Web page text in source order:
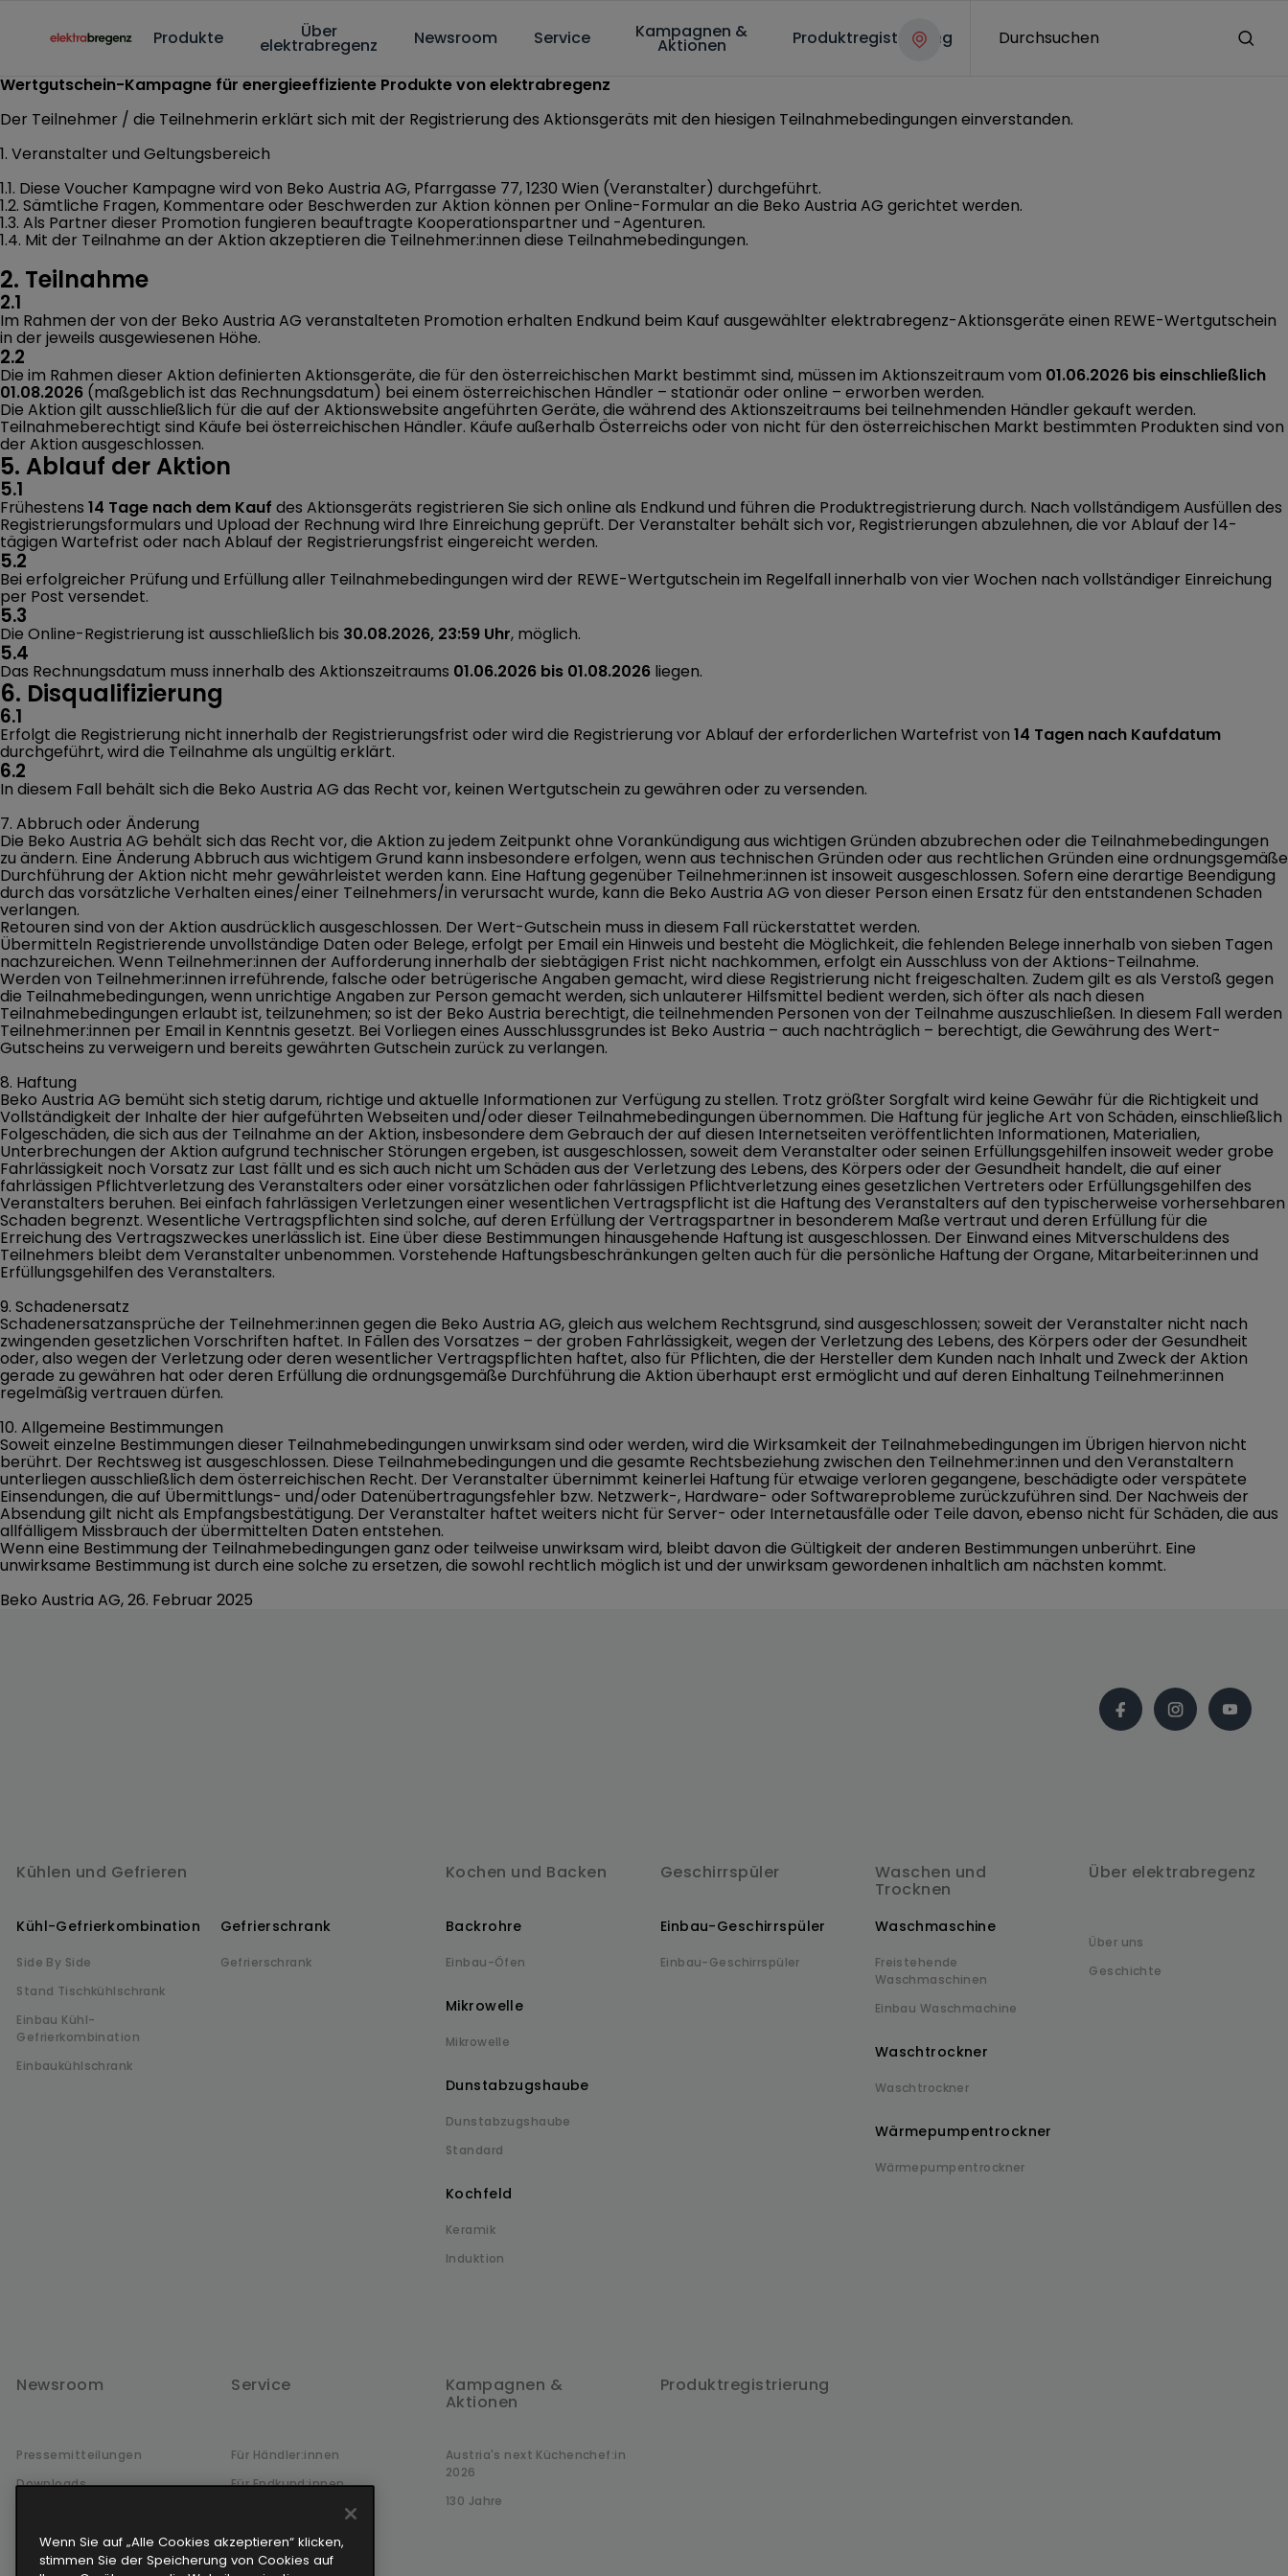
Produkte
Über
elektrabregenz Newsroom Service Kampagnen &
Aktionen Produktregistrierung Durchsuchen
Wertgutschein-Kampagne für energieeffiziente Produkte von elektrabregenz
Der Teilnehmer / die Teilnehmerin erklärt sich mit der Registrierung des Aktionsgeräts mit den hiesigen Teilnahmebedingungen einverstanden.
1. Veranstalter und Geltungsbereich
1.1. Diese Voucher Kampagne wird von Beko Austria AG, Pfarrgasse 77, 1230 Wien (Veranstalter) durchgeführt.
1.2. Sämtliche Fragen, Kommentare oder Beschwerden zur Aktion können per Online-Formular an die Beko Austria AG gerichtet werden.
1.3. Als Partner dieser Promotion fungieren beauftragte Kooperationspartner und -Agenturen.
1.4. Mit der Teilnahme an der Aktion akzeptieren die Teilnehmer:innen diese Teilnahmebedingungen.
2. Teilnahme
2.1
Im Rahmen der von der Beko Austria AG veranstalteten Promotion erhalten Endkund beim Kauf ausgewählter elektrabregenz-Aktionsgeräte einen REWE-Wertgutschein
in der jeweils ausgewiesenen Höhe.
2.2
Die im Rahmen dieser Aktion definierten Aktionsgeräte, die für den österreichischen Markt bestimmt sind, müssen im Aktionszeitraum vom 01.06.2026 bis einschließlich
01.08.2026 (maßgeblich ist das Rechnungsdatum) bei einem österreichischen Händler – stationär oder online – erworben werden.
Die Aktion gilt ausschließlich für die auf der Aktionswebsite angeführten Geräte, die während des Aktionszeitraums bei teilnehmenden Händler gekauft werden.
Teilnahmeberechtigt sind Käufe bei österreichischen Händler. Käufe außerhalb Österreichs oder von nicht für den österreichischen Markt bestimmten Produkten sind von
der Aktion ausgeschlossen.
5. Ablauf der Aktion
5.1
Frühestens 14 Tage nach dem Kauf des Aktionsgeräts registrieren Sie sich online als Endkund und führen die Produktregistrierung durch. Nach vollständigem Ausfüllen des
Registrierungsformulars und Upload der Rechnung wird Ihre Einreichung geprüft. Der Veranstalter behält sich vor, Registrierungen abzulehnen, die vor Ablauf der 14-
tägigen Wartefrist oder nach Ablauf der Registrierungsfrist eingereicht werden.
5.2
Bei erfolgreicher Prüfung und Erfüllung aller Teilnahmebedingungen wird der REWE-Wertgutschein im Regelfall innerhalb von vier Wochen nach vollständiger Einreichung
per Post versendet.
5.3
Die Online-Registrierung ist ausschließlich bis 30.08.2026, 23:59 Uhr, möglich.
5.4
Das Rechnungsdatum muss innerhalb des Aktionszeitraums 01.06.2026 bis 01.08.2026 liegen.
6. Disqualifizierung
6.1
Erfolgt die Registrierung nicht innerhalb der Registrierungsfrist oder wird die Registrierung vor Ablauf der erforderlichen Wartefrist von 14 Tagen nach Kaufdatum
durchgeführt, wird die Teilnahme als ungültig erklärt.
6.2
In diesem Fall behält sich die Beko Austria AG das Recht vor, keinen Wertgutschein zu gewähren oder zu versenden.
7. Abbruch oder Änderung
Die Beko Austria AG behält sich das Recht vor, die Aktion zu jedem Zeitpunkt ohne Vorankündigung aus wichtigen Gründen abzubrechen oder die Teilnahmebedingungen
zu ändern. Eine Änderung Abbruch aus wichtigem Grund kann insbesondere erfolgen, wenn aus technischen Gründen oder aus rechtlichen Gründen eine ordnungsgemäße
Durchführung der Aktion nicht mehr gewährleistet werden kann. Eine Haftung gegenüber Teilnehmer:innen ist insoweit ausgeschlossen. Sofern eine derartige Beendigung
durch das vorsätzliche Verhalten eines/einer Teilnehmers/in verursacht wurde, kann die Beko Austria AG von dieser Person einen Ersatz für den entstandenen Schaden
verlangen.
Retouren sind von der Aktion ausdrücklich ausgeschlossen. Der Wert-Gutschein muss in diesem Fall rückerstattet werden.
Übermitteln Registrierende unvollständige Daten oder Belege, erfolgt per Email ein Hinweis und besteht die Möglichkeit, die fehlenden Belege innerhalb von sieben Tagen
nachzureichen. Wenn Teilnehmer:innen der Aufforderung innerhalb der siebtägigen Frist nicht nachkommen, erfolgt ein Ausschluss von der Aktions-Teilnahme.
Werden von Teilnehmer:innen irreführende, falsche oder betrügerische Angaben gemacht, wird diese Registrierung nicht freigeschalten. Zudem gilt es als Verstoß gegen
die Teilnahmebedingungen, wenn unrichtige Angaben zur Person gemacht werden, sich unlauterer Hilfsmittel bedient werden, sich öfter als nach diesen
Teilnahmebedingungen erlaubt ist, teilzunehmen; so ist der Beko Austria berechtigt, die teilnehmenden Personen von der Teilnahme auszuschließen. In diesem Fall werden
Teilnehmer:innen per Email in Kenntnis gesetzt. Bei Vorliegen eines Ausschlussgrundes ist Beko Austria – auch nachträglich – berechtigt, die Gewährung des Wert-
Gutscheins zu verweigern und bereits gewährten Gutschein zurück zu verlangen.
8. Haftung
Beko Austria AG bemüht sich stetig darum, richtige und aktuelle Informationen zur Verfügung zu stellen. Trotz größter Sorgfalt wird keine Gewähr für die Richtigkeit und
Vollständigkeit der Inhalte der hier aufgeführten Webseiten und/oder dieser Teilnahmebedingungen übernommen. Die Haftung für jegliche Art von Schäden, einschließlich
Folgeschäden, die sich aus der Teilnahme an der Aktion, insbesondere dem Gebrauch der auf diesen Internetseiten veröffentlichten Informationen, Materialien,
Unterbrechungen der Aktion aufgrund technischer Störungen ergeben, ist ausgeschlossen, soweit dem Veranstalter oder seinen Erfüllungsgehilfen insoweit weder grobe
Fahrlässigkeit noch Vorsatz zur Last fällt und es sich auch nicht um Schäden aus der Verletzung des Lebens, des Körpers oder der Gesundheit handelt, die auf einer
fahrlässigen Pflichtverletzung des Veranstalters oder einer vorsätzlichen oder fahrlässigen Pflichtverletzung eines gesetzlichen Vertreters oder Erfüllungsgehilfen des
Veranstalters beruhen. Bei einfach fahrlässigen Verletzungen einer wesentlichen Vertragspflicht ist die Haftung des Veranstalters auf den typischerweise vorhersehbaren
Schaden begrenzt. Wesentliche Vertragspflichten sind solche, auf deren Erfüllung der Vertragspartner in besonderem Maße vertraut und deren Erfüllung für die
Erreichung des Vertragszweckes unerlässlich ist. Eine über diese Bestimmungen hinausgehende Haftung ist ausgeschlossen. Der Einwand eines Mitverschuldens des
Teilnehmers bleibt dem Veranstalter unbenommen. Vorstehende Haftungsbeschränkungen gelten auch für die persönliche Haftung der Organe, Mitarbeiter:innen und
Erfüllungsgehilfen des Veranstalters.
9. Schadenersatz
Schadenersatzansprüche der Teilnehmer:innen gegen die Beko Austria AG, gleich aus welchem Rechtsgrund, sind ausgeschlossen; soweit der Veranstalter nicht nach
zwingenden gesetzlichen Vorschriften haftet. In Fällen des Vorsatzes – der groben Fahrlässigkeit, wegen der Verletzung des Lebens, des Körpers oder der Gesundheit
oder, also wegen der Verletzung oder deren wesentlicher Vertragspflichten haftet, also für Pflichten, die der Hersteller dem Kunden nach Inhalt und Zweck der Aktion
gerade zu gewähren hat oder deren Erfüllung die ordnungsgemäße Durchführung die Aktion überhaupt erst ermöglicht und auf deren Einhaltung Teilnehmer:innen
regelmäßig vertrauen dürfen.
10. Allgemeine Bestimmungen
Soweit einzelne Bestimmungen dieser Teilnahmebedingungen unwirksam sind oder werden, wird die Wirksamkeit der Teilnahmebedingungen im Übrigen hiervon nicht
berührt. Der Rechtsweg ist ausgeschlossen. Diese Teilnahmebedingungen und die gesamte Rechtsbeziehung zwischen den Teilnehmer:innen und den Veranstaltern
unterliegen ausschließlich dem österreichischen Recht. Der Veranstalter übernimmt keinerlei Haftung für etwaige verloren gegangene, beschädigte oder verspätete
Einsendungen, die auf Übermittlungs- und/oder Datenübertragungsfehler bzw. Netzwerk-, Hardware- oder Softwareprobleme zurückzuführen sind. Der Nachweis der
Absendung gilt nicht als Empfangsbestätigung. Der Veranstalter haftet weiters nicht für Server- oder Internetausfälle oder Teile davon, ebenso nicht für Schäden, die aus
allfälligem Missbrauch der übermittelten Daten entstehen.
Wenn eine Bestimmung der Teilnahmebedingungen ganz oder teilweise unwirksam wird, bleibt davon die Gültigkeit der anderen Bestimmungen unberührt. Eine
unwirksame Bestimmung ist durch eine solche zu ersetzen, die sowohl rechtlich möglich ist und der unwirksam gewordenen inhaltlich am nächsten kommt.
Beko Austria AG, 26. Februar 2025
Kühlen und Gefrieren
Kühl-Gefrierkombination
Side By Side
Stand Tischkühlschrank
Einbau Kühl-
Gefrierkombination
Einbaukühlschrank
Gefrierschrank
Gefrierschrank
Kochen und Backen
Backrohre
Einbau-Öfen
Mikrowelle
Mikrowelle
Dunstabzugshaube
Dunstabzugshaube
Standard
Kochfeld
Keramik
Induktion
Geschirrspüler
Einbau-Geschirrspüler
Einbau-Geschirrspüler
Waschen und
Trocknen
Waschmaschine
Freistehende
Waschmaschinen
Einbau Waschmachine
Waschtrockner
Waschtrockner
Wärmepumpentrockner
Wärmepumpentrockner
Über elektrabregenz
Über uns
Geschichte
Newsroom
Pressemitteilungen
Downloads
Service
Für Händler:innen
Für Endkund:innen
Kampagnen &
Aktionen
Austria's next Küchenchef:in
2026
130 Jahre
Produktregistrierung
Wenn Sie auf „Alle Cookies akzeptieren“ klicken,
stimmen Sie der Speicherung von Cookies auf